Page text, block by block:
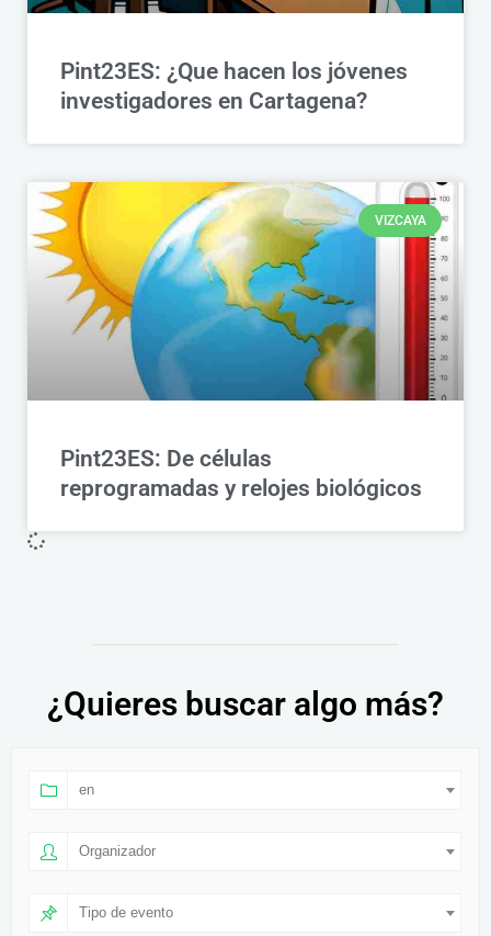
Pint23ES: ¿Que hacen los jóvenes
investigadores en Cartagena?
VIZCAYA
Pint23ES: De células
reprogramadas y relojes biológicos
¿Quieres buscar algo más?
en
Organizador
Tipo de evento